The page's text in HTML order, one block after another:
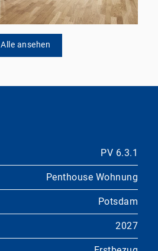
Alle ansehen
PV 6.3.1
Penthouse Wohnung
Potsdam
2027